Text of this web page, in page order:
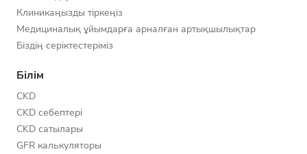
Клиникаңызды тіркеңіз
Медициналық ұйымдарға арналған артықшылықтар
Біздің серіктестеріміз
Білім
CKD
CKD себептері
CKD сатылары
GFR калькуляторы